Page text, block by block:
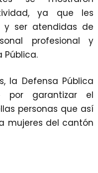
ya que les
y ser atendidas de
profesional y
Pública.
la Defensa Pública
por garantizar el
personas que así
mujeres del cantón